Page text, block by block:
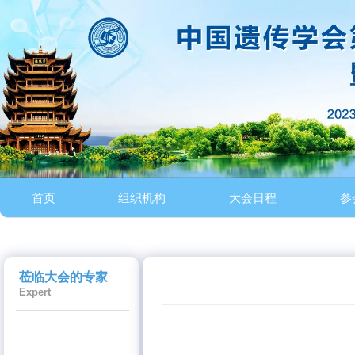
首页 组织机构 大会日程 参
莅临大会的专家
Expert